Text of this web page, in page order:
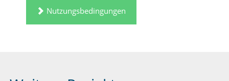
Nutzungsbedingungen